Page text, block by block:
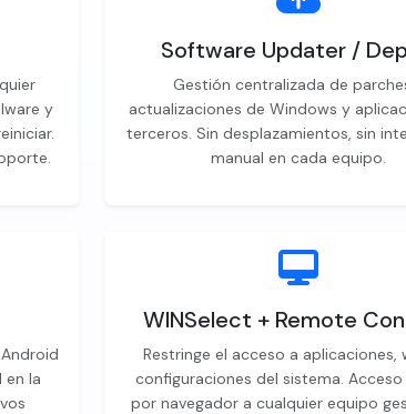
y
Software Updater /
Gestión centralizada de
actualizaciones de Windows y
terceros. Sin desplazamientos, sin
manual en cada equipo.
en la
WINSelect + Remote
Restringe el acceso a aplicaciones,
configuraciones del sistema.
por navegador a cualquier equipo